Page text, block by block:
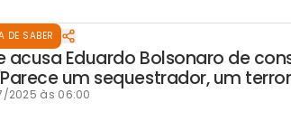
DE SABER
acusa Eduardo Bolsonaro de
'Parece um sequestrador, um
2025 às 06:00